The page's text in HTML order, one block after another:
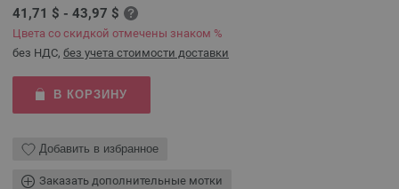
41,71 $ - 43,97 $
Цвета со скидкой отмечены знаком %
без НДС, без учета стоимости доставки
В КОРЗИНУ
Добавить в избранное
Заказать дополнительные мотки